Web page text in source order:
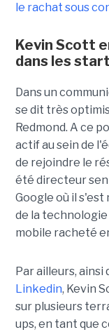
le rachat sous
Kevin Scott
dans les
Dans un
se dit très
Redmond. A ce
actif au sein de
de rejoindre le
été directeur
Google où il
de la technologie
mobile racheté
Par ailleurs,
Linkedin, Kevin
sur plusieurs
ups, en tant que